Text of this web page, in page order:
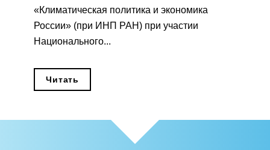
О журнале
Номера журналов
Общие требования
«Климатическая политика и экономика
России» (при ИНП РАН) при участии
Национального...
Читать